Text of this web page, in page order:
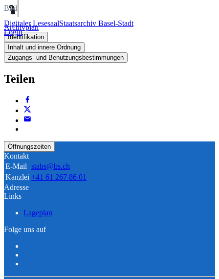
Digitaler LesesaalStaatsarchiv Basel-Stadt
Login
Bild
Archivplan
Identifikation
Inhalt und innere Ordnung
Zugangs- und Benutzungsbestimmungen
Teilen
Öffnungszeiten
Kontakt
E-Mail stabs@bs.ch
Kanzlei +41 61 267 86 01
Adresse
Links
Lageplan
Folge uns auf